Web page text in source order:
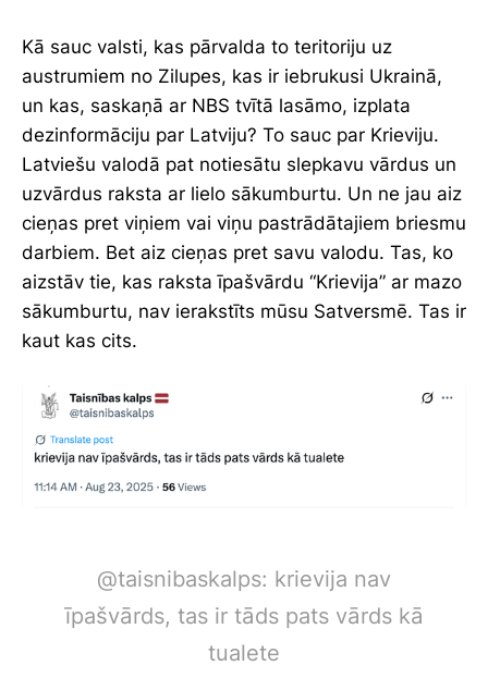
Kā sauc valsti, kas pārvalda to teritoriju uz
austrumiem no Zilupes, kas ir iebrukusi Ukrainā,
un kas, saskaņā ar NBS tvītā lasāmo, izplata
dezinformāciju par Latviju? To sauc par Krieviju.
Latviešu valodā pat notiesātu slepkavu vārdus un
uzvārdus raksta ar lielo sākumburtu. Un ne jau aiz
cieņas pret viņiem vai viņu pastrādātajiem briesmu
darbiem. Bet aiz cieņas pret savu valodu. Tas, ko
aizstāv tie, kas raksta īpašvārdu “Krievija” ar mazo
sākumburtu, nav ierakstīts mūsu Satversmē. Tas ir
kaut kas cits.
@taisnibaskalps: krievija nav
īpašvārds, tas ir tāds pats vārds kā
tualete